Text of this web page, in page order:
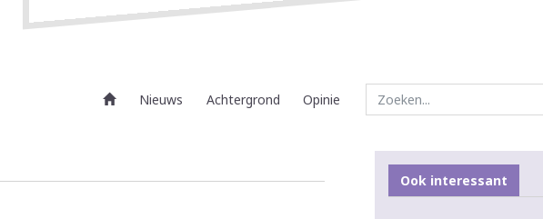
Nieuws Achtergrond Opinie
Ook interessant